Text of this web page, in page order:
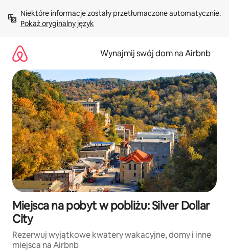
treści Pokaż oryginalny język
Wynajmij swój dom na Airbnb
Miejsca na pobyt w pobliżu: Silver Dollar
City
Rezerwuj wyjątkowe kwatery wakacyjne, domy i inne
miejsca na Airbnb